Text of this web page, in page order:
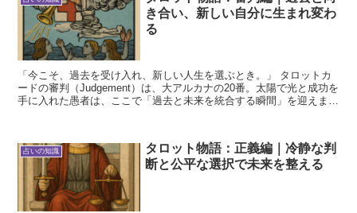
き合い、新しい自分に生まれ変わ
る
「今こそ、過去を受け入れ、新しい人生を選ぶとき。」 タロットカ
ードの審判（Judgement）は、大アルカナの20番。太陽で光と成功を
手に入れた愚者は、ここで「過去と未来を統合する瞬間」を迎えま
占いの知識
タロット物語：正義編｜冷静な判
断と公平な選択で未来を整える